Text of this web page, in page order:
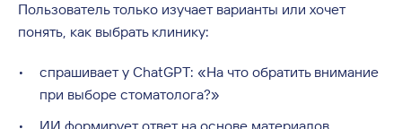
Пользователь только изучает варианты или хочет
понять, как выбрать клинику:
спрашивает у ChatGPT: «На что обратить внимание
при выборе стоматолога?»
ИИ формирует ответ на основе материалов,